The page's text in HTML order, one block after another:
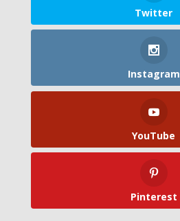
Twitter
Instagram
YouTube
Pinterest